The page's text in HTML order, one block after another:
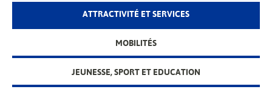
ATTRACTIVITÉ ET SERVICES
MOBILITÉS
JEUNESSE, SPORT ET EDUCATION